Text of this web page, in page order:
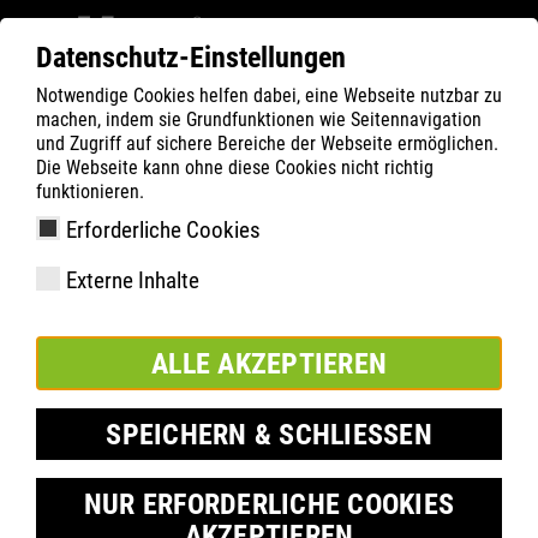
Datenschutz-Einstellungen
Notwendige Cookies helfen dabei, eine Webseite nutzbar zu
machen, indem sie Grundfunktionen wie Seitennavigation
und Zugriff auf sichere Bereiche der Webseite ermöglichen.
Die Webseite kann ohne diese Cookies nicht richtig
funktionieren.
Erforderliche Cookies
Externe Inhalte
ALLE AKZEPTIEREN
SPEICHERN & SCHLIESSEN
NUR ERFORDERLICHE COOKIES
ATLAS Company
Inside
Az ATLAS és a Dortmunder Tafel lehetővé teszik a
részvételt a BVB futballakadémiáján